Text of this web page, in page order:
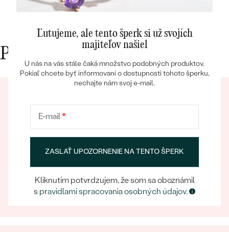
Bestsellery
Prečo nakupovať v Eppi
na náš tím, ktorý sa postará o to, aby už samotný
výber šperku bol eppickým zážitkom.
Ľutujeme, ale tento šperk si už svojích
majiteľov našiel
U nás na vás stále čaká množstvo podobných produktov.
Pokiaľ chcete byť informovaní o dostupnosti tohoto šperku,
nechajte nám svoj e-mail.
E-mail*
ZASLAŤ UPOZORNENIE NA TENTO ŠPERK
Kliknutím potvrdzujem, že som sa oboznámil
s pravidlami spracovania osobných údajov.